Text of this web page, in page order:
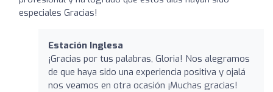
especiales Gracias!
Estación Inglesa
¡Gracias por tus palabras, Gloria! Nos alegramos
de que haya sido una experiencia positiva y ojalá
nos veamos en otra ocasión ¡Muchas gracias!